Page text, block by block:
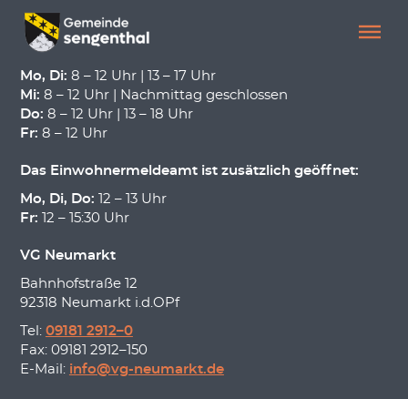
Menü überspringen
Menü überspringen
ÖFFNUNGSZEITEN
Mo, Di: 8 – 12 Uhr | 13 – 17 Uhr
Mi: 8 – 12 Uhr | Nachmittag geschlossen
Do: 8 – 12 Uhr | 13 – 18 Uhr
Fr: 8 – 12 Uhr
Das Einwohnermeldeamt ist zusätzlich geöffnet:
Mo, Di, Do: 12 – 13 Uhr
Fr: 12 – 15:30 Uhr
VG Neumarkt
Bahnhofstraße 12
92318 Neumarkt i.d.OPf
Tel: 09181 2912–0
Fax: 09181 2912–150
E-Mail: info@vg-neumarkt.de